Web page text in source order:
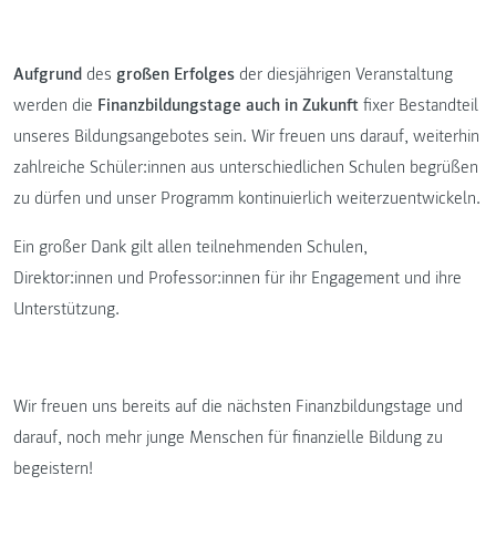
Aufgrund des großen Erfolges der diesjährigen Veranstaltung
werden die Finanzbildungstage auch in Zukunft fixer Bestandteil
unseres Bildungsangebotes sein. Wir freuen uns darauf, weiterhin
zahlreiche Schüler:innen aus unterschiedlichen Schulen begrüßen
zu dürfen und unser Programm kontinuierlich weiterzuentwickeln.
Ein großer Dank gilt allen teilnehmenden Schulen,
Direktor:innen und Professor:innen für ihr Engagement und ihre
Unterstützung.
Wir freuen uns bereits auf die nächsten Finanzbildungstage und
darauf, noch mehr junge Menschen für finanzielle Bildung zu
begeistern!